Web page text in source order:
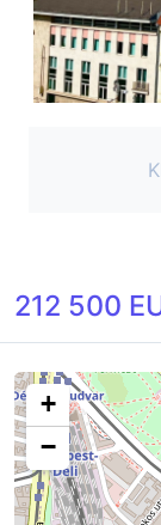
212 500
+
−